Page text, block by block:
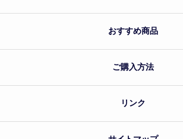
おすすめ商品
ご購入方法
リンク